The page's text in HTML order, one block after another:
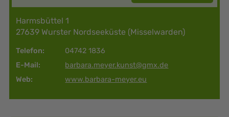
Harmsbüttel 1
27639 Wurster Nordseeküste (Misselwarden)
Telefon:
04742 1836
E-Mail:
barbara.meyer.kunst@gmx.de
Web:
www.barbara-meyer.eu